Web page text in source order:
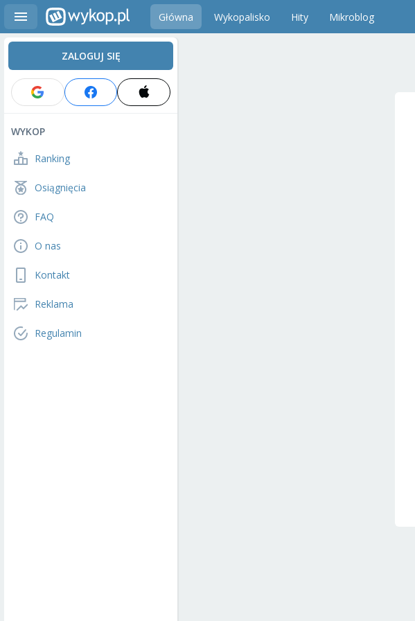
Główna Wykopalisko Hity Mikroblog
ZALOGUJ SIĘ
WYKOP
Ranking
Osiągnięcia
FAQ
O nas
Kontakt
Reklama
Regulamin